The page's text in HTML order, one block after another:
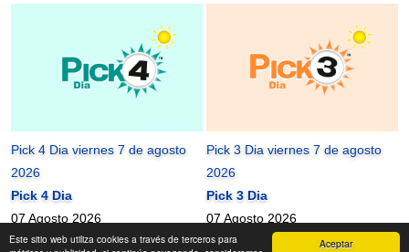
Aceptar
Este sitio web utiliza cookies a través de terceros para
Pick 4 Dia viernes 7 de agosto
2026
Pick 4 Dia
07 Agosto 2026
Pick 3 Dia viernes 7 de agosto
2026
Pick 3 Dia
07 Agosto 2026
mundonets2010-2026 ©